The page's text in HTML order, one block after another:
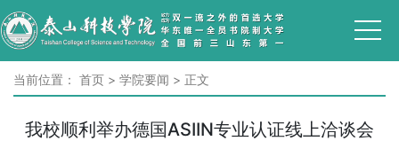
当前位置： 首页 > 学院要闻 > 正文
我校顺利举办德国ASIIN专业认证线上洽谈会